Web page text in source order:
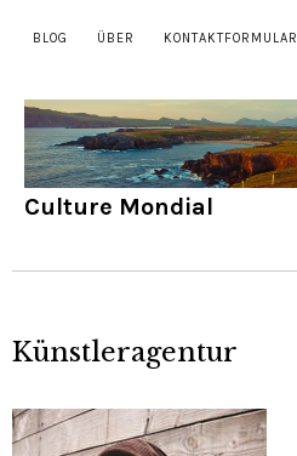
BLOG ÜBER KONTAKTFORMULAR
Culture Mondial
Künstleragentur